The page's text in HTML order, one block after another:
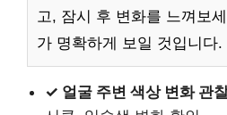
고, 잠시 후 변화를 느껴보
가 명확하게 보일 것입니다.
✓ 얼굴 주변 색상 변화 관